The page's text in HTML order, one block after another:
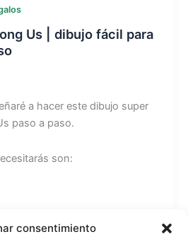
consentimiento
Us | dibujo fácil para
a hacer este dibujo super
paso a paso.
son: